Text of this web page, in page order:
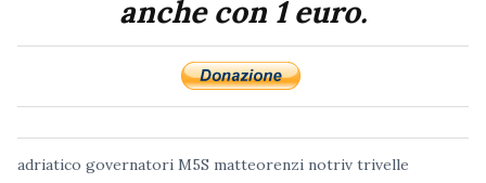
anche con 1 euro.
adriatico governatori M5S matteorenzi notriv trivelle